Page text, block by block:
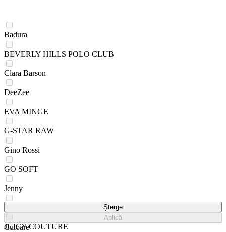
Badura
BEVERLY HILLS POLO CLUB
Clara Barson
DeeZee
EVA MINGE
G-STAR RAW
Gino Rossi
GO SOFT
Jenny
JUICY COUTURE
Șterge
Aplică
Culoare